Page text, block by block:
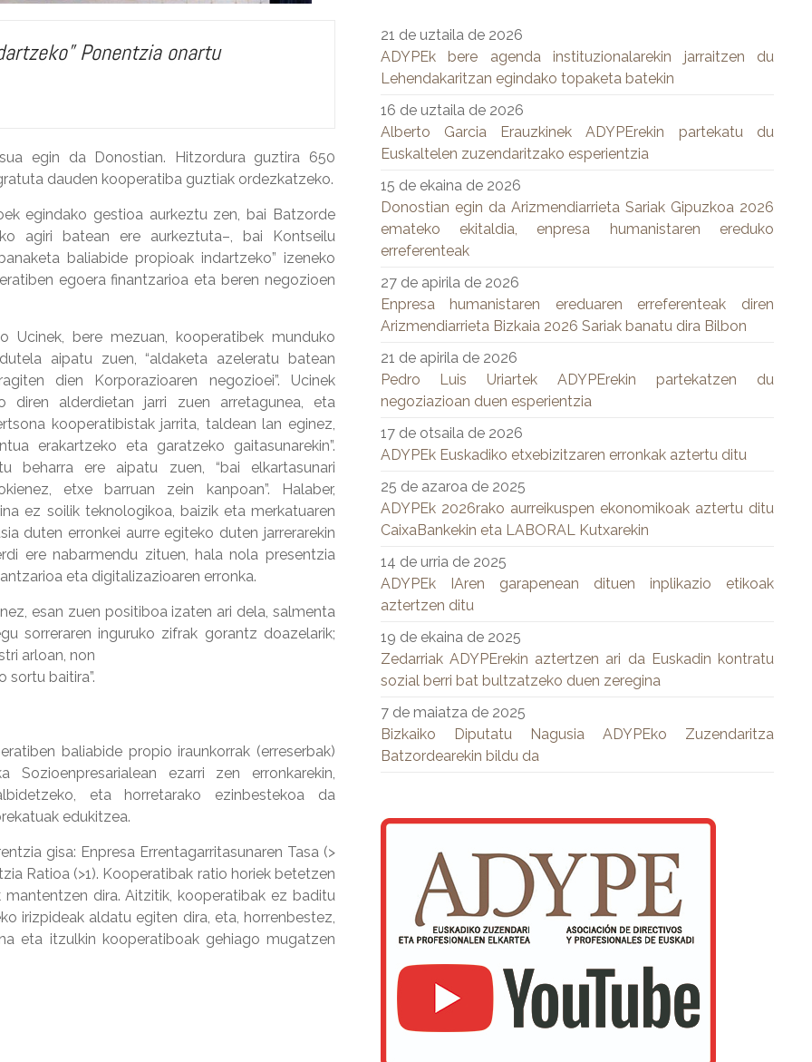
Ponentzia onartu
egin da Donostian. Hitzordura guztira 650
dauden kooperatiba guztiak ordezkatzeko.
egindako gestioa aurkeztu zen, bai Batzorde
agiri batean ere aurkeztuta–, bai Kontseilu
baliabide propioak indartzeko” izeneko
egoera finantzarioa eta beren negozioen
Ucinek, bere mezuan, kooperatibek munduko
aipatu zuen, “aldaketa azeleratu batean
dien Korporazioaren negozioei”. Ucinek
diren alderdietan jarri zuen arretagunea, eta
kooperatibistak jarrita, taldean lan eginez,
erakartzeko eta garatzeko gaitasunarekin”.
beharra ere aipatu zuen, “bai elkartasunari
etxe barruan zein kanpoan”. Halaber,
ez soilik teknologikoa, baizik eta merkatuaren
duten erronkei aurre egiteko duten jarrerarekin
ere nabarmendu zituen, hala nola presentzia
eta digitalizazioaren erronka.
esan zuen positiboa izaten ari dela, salmenta
sorreraren inguruko zifrak gorantz doazelarik;
arloan, non
sortu baitira”.
baliabide propio iraunkorrak (erreserbak)
ezarri zen erronkarekin,
eta horretarako ezinbestekoa da
edukitzea.
gisa: Enpresa Errentagarritasunaren Tasa (>
Ratioa (>1). Kooperatibak ratio horiek betetzen
dira. Aitzitik, kooperatibak ez baditu
irizpideak aldatu egiten dira, eta, horrenbestez,
eta itzulkin kooperatiboak gehiago mugatzen
21 de uztaila de 2026
ADYPEk bere agenda instituzionalarekin jarraitzen du
Lehendakaritzan egindako topaketa batekin
16 de uztaila de 2026
Alberto Garcia Erauzkinek ADYPErekin partekatu du
Euskaltelen zuzendaritzako esperientzia
15 de ekaina de 2026
Donostian egin da Arizmendiarrieta Sariak Gipuzkoa 2026
emateko ekitaldia, enpresa humanistaren ereduko
erreferenteak
27 de apirila de 2026
Enpresa humanistaren ereduaren erreferenteak diren
Arizmendiarrieta Bizkaia 2026 Sariak banatu dira Bilbon
21 de apirila de 2026
Pedro Luis Uriartek ADYPErekin partekatzen du
negoziazioan duen esperientzia
17 de otsaila de 2026
ADYPEk Euskadiko etxebizitzaren erronkak aztertu ditu
25 de azaroa de 2025
ADYPEk 2026rako aurreikuspen ekonomikoak aztertu ditu
CaixaBankekin eta LABORAL Kutxarekin
14 de urria de 2025
ADYPEk IAren garapenean dituen inplikazio etikoak
aztertzen ditu
19 de ekaina de 2025
Zedarriak ADYPErekin aztertzen ari da Euskadin kontratu
sozial berri bat bultzatzeko duen zeregina
7 de maiatza de 2025
Bizkaiko Diputatu Nagusia ADYPEko Zuzendaritza
Batzordearekin bildu da